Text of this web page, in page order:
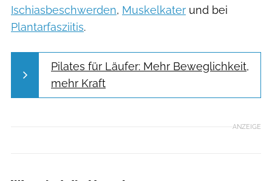
Ischiasbeschwerden, Muskelkater und bei
Plantarfasziitis.
Pilates für Läufer: Mehr Beweglichkeit,
mehr Kraft
ANZEIGE